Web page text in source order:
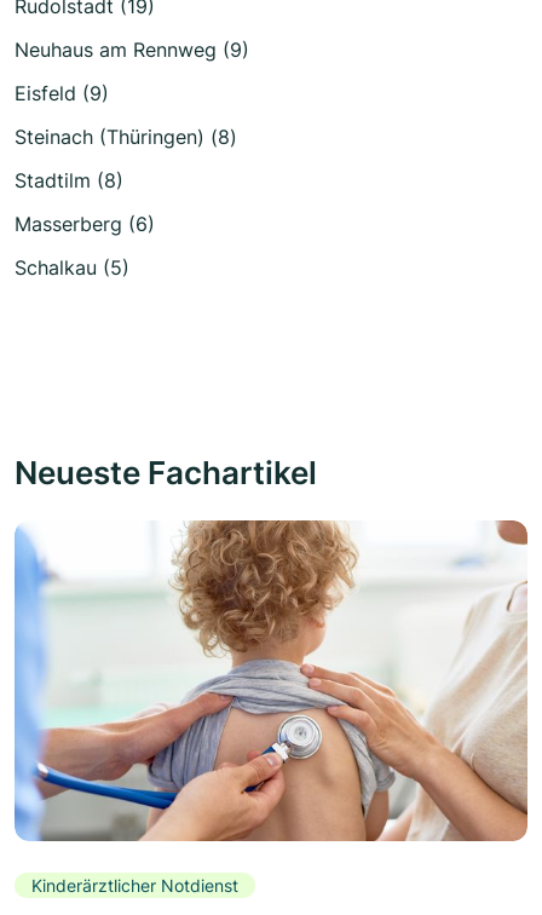
Rudolstadt (19)
Neuhaus am Rennweg (9)
Eisfeld (9)
Steinach (Thüringen) (8)
Stadtilm (8)
Masserberg (6)
Schalkau (5)
Neueste Fachartikel
Kinderärztlicher Notdienst